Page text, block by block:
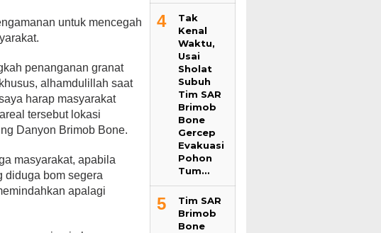
untuk mencegah
penanganan granat
alhamdulillah saat
harap masyarakat
tersebut lokasi
Danyon Brimob Bone.
masyarakat, apabila
diduga bom segera
apalagi
4
Tak
Kenal
Waktu,
Usai
Sholat
Subuh
Tim SAR
Brimob
Bone
Gercep
Evakuasi
Pohon
Tum…
5
Tim SAR
Brimob
Bone